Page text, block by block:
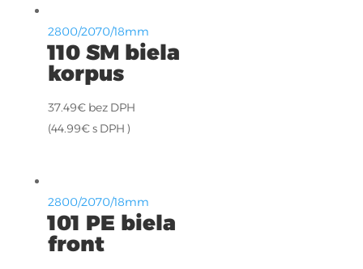
2800/2070/18mm
110 SM biela
korpus
37.49€ bez DPH
(44.99€s DPH )
2800/2070/18mm
101 PE biela
front